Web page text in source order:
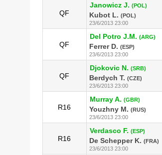
QF
Janowicz J. (POL)
Kubot L. (POL)
23/6/2013 23:00
QF
Del Potro J.M. (ARG)
Ferrer D. (ESP)
23/6/2013 23:00
QF
Djokovic N. (SRB)
Berdych T. (CZE)
23/6/2013 23:00
R16
Murray A. (GBR)
Youzhny M. (RUS)
23/6/2013 23:00
R16
Verdasco F. (ESP)
De Schepper K. (FRA)
23/6/2013 23:00